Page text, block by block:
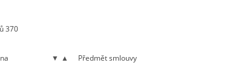
370
▲
▼ Předmět smlouvy